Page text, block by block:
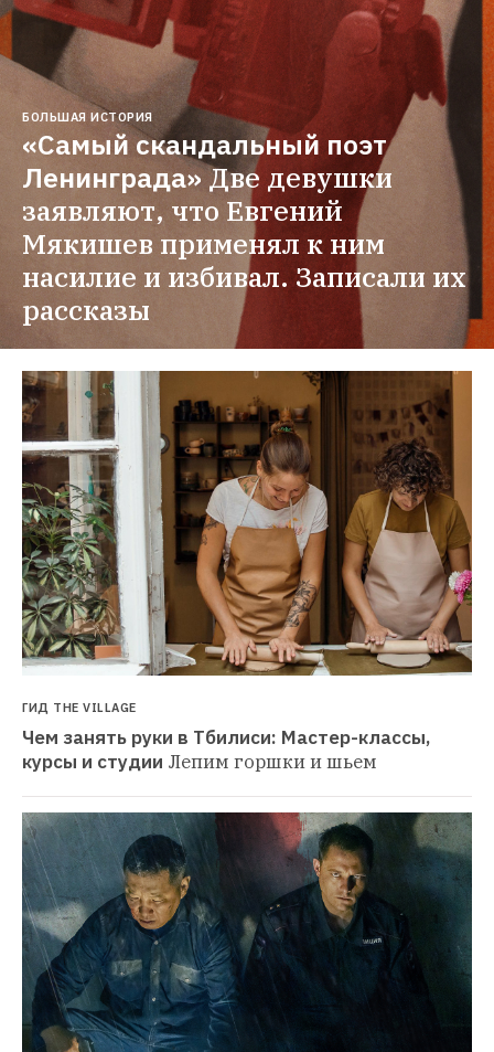
БОЛЬШАЯ ИСТОРИЯ
«Самый скандальный поэт
Ленинграда»Две девушки
заявляют, что Евгений
Мякишев применял к ним
насилие и избивал. Записали их
рассказы
ГИД THE VILLAGE
Чем занять руки в Тбилиси: Мастер-классы,
курсы и студии Лепим горшки и шьем